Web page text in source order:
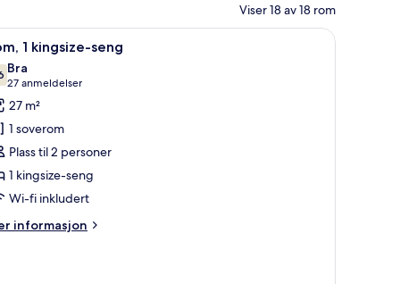
Viser 18 av 18 rom
med overmadrass og minibarSengetøy av topp kvalitet, dundyner,
4 1 kingsize-seng
av 10
Bra
27 anmeldelser
(27
anmeldelser)
27 m²
1 soverom
Plass til 2 personer
1 kingsize-seng
Wi-fi inkludert
informasjon